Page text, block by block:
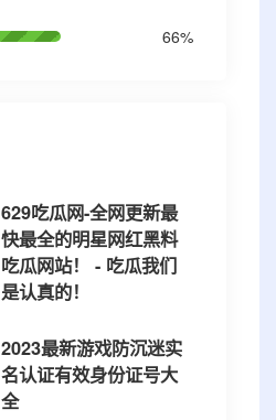
66%
629吃瓜网-全网更新最
快最全的明星网红黑料
吃瓜网站！ - 吃瓜我们
是认真的！
2023最新游戏防沉迷实
名认证有效身份证号大
全